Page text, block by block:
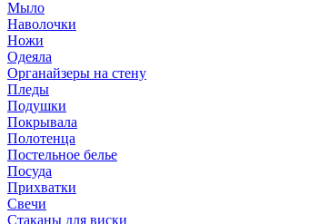
Мыло
Наволочки
Ножи
Одеяла
Органайзеры на стену
Пледы
Подушки
Покрывала
Полотенца
Постельное белье
Посуда
Прихватки
Свечи
Стаканы для виски